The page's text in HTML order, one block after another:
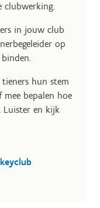
clubwerking.
in jouw club
op
hun stem
mee bepalen hoe
Luister en kijk